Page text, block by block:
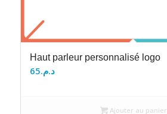
Haut parleur personnalisé logo
د.م.65
Ajouter au panier